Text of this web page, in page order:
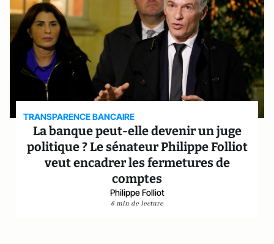
TRANSPARENCE BANCAIRE
La banque peut-elle devenir un juge
politique ? Le sénateur Philippe Folliot
veut encadrer les fermetures de
comptes
Philippe Folliot
6 min de lecture